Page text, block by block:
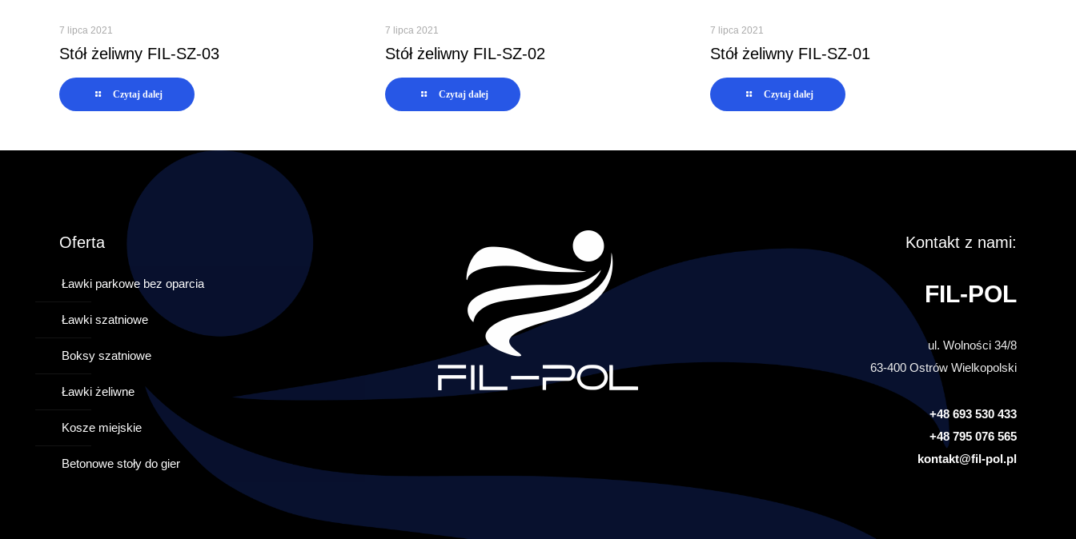
7 lipca 2021
Stół żeliwny FIL-SZ-03
Czytaj dalej
7 lipca 2021
Stół żeliwny FIL-SZ-02
Czytaj dalej
7 lipca 2021
Stół żeliwny FIL-SZ-01
Czytaj dalej
Oferta
Ławki parkowe bez oparcia
Ławki szatniowe
Boksy szatniowe
Ławki żeliwne
Kosze miejskie
Betonowe stoły do gier
Kontakt z nami:
FIL-POL
ul. Wolności 34/8
63-400 Ostrów Wielkopolski
+48 693 530 433
+48 795 076 565
kontakt@fil-pol.pl